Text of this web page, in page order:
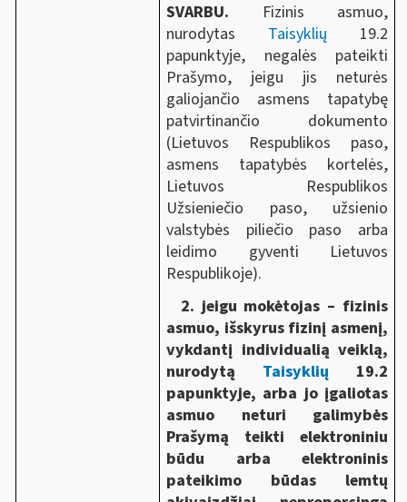
SVARBU. Fizinis asmuo,
nurodytas Taisyklių 19.2
papunktyje, negalės pateikti
Prašymo, jeigu jis neturės
galiojančio asmens tapatybę
patvirtinančio dokumento
(Lietuvos Respublikos paso,
asmens tapatybės kortelės,
Lietuvos Respublikos
Užsieniečio paso, užsienio
valstybės piliečio paso arba
leidimo gyventi Lietuvos
Respublikoje).
2. jeigu mokėtojas – fizinis
asmuo, išskyrus fizinį asmenį,
vykdantį individualią veiklą,
nurodytą Taisyklių 19.2
papunktyje, arba jo įgaliotas
asmuo neturi galimybės
Prašymą teikti elektroniniu
būdu arba elektroninis
pateikimo būdas lemtų